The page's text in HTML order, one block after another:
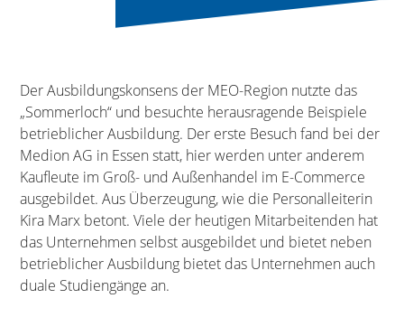
Der Ausbildungskonsens der MEO-Region nutzte das
„Sommerloch“ und besuchte herausragende Beispiele
betrieblicher Ausbildung. Der erste Besuch fand bei der
Medion AG in Essen statt, hier werden unter anderem
Kaufleute im Groß- und Außenhandel im E-Commerce
ausgebildet. Aus Überzeugung, wie die Personalleiterin
Kira Marx betont. Viele der heutigen Mitarbeitenden hat
das Unternehmen selbst ausgebildet und bietet neben
betrieblicher Ausbildung bietet das Unternehmen auch
duale Studiengänge an.